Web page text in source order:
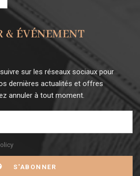
& ÉVÉNEMENT
sur les réseaux sociaux pour
dernières actualités et offres
annuler à tout moment.